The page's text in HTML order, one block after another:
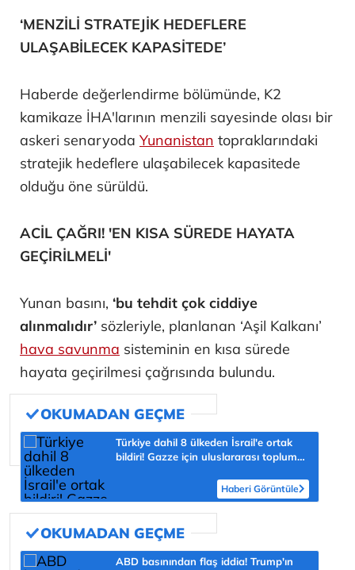
‘MENZİLİ STRATEJİK HEDEFLERE
ULAŞABİLECEK KAPASİTEDE’
Haberde değerlendirme bölümünde, K2
kamikaze İHA'larının menzili sayesinde olası bir
askeri senaryoda Yunanistan topraklarındaki
stratejik hedeflere ulaşabilecek kapasitede
olduğu öne sürüldü.
ACİL ÇAĞRI! 'EN KISA SÜREDE HAYATA
GEÇİRİLMELİ'
Yunan basını, ‘bu tehdit çok ciddiye
alınmalıdır’ sözleriyle, planlanan ‘Aşil Kalkanı’
hava savunma sisteminin en kısa sürede
hayata geçirilmesi çağrısında bulundu.
Türkiye dahil 8 ülkeden İsrail'e ortak
bildiri! Gazze için uluslararası topluma
Haberi Görüntüle
ABD basınından flaş iddia! Trump'ın